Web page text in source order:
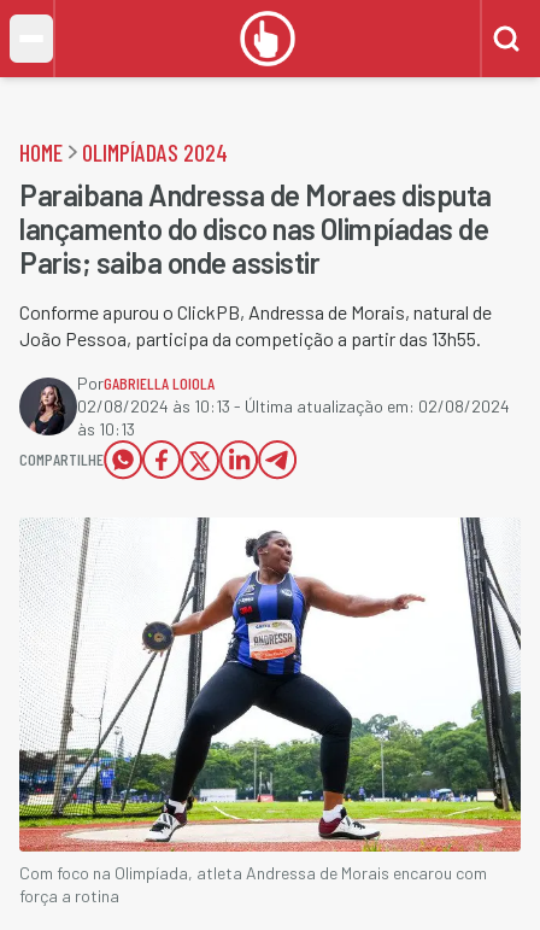
HOME OLIMPÍADAS 2024
Paraibana Andressa de Moraes disputa
lançamento do disco nas Olimpíadas de
Paris; saiba onde assistir
Conforme apurou o ClickPB, Andressa de Morais, natural de
João Pessoa, participa da competição a partir das 13h55.
PorGABRIELLA LOIOLA
02/08/2024 às 10:13 - Última atualização em: 02/08/2024
às 10:13
COMPARTILHE
Com foco na Olimpíada, atleta Andressa de Morais encarou com
força a rotina